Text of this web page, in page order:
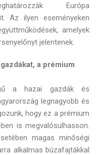
Európa
Az ilyen eseményeken
amelyek
jelentenek.
a prémium
a hazai gazdák és
legnagyobb és
hogy ez a prémium
is megvalósulhasson.
magas minőségi
alkalmas búzafajtákkal